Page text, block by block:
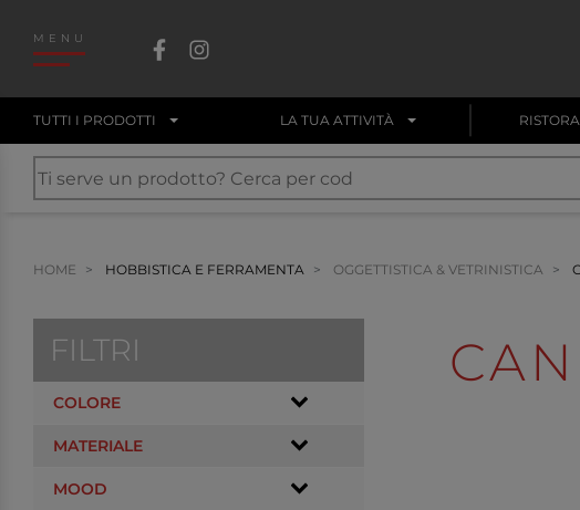
MENU
TUTTI I PRODOTTI LA TUA ATTIVITÀ
HOME HOBBISTICA E FERRAMENTA OGGETTISTICA & VETRINISTICA
FILTRI
COLORE
MATERIALE
MOOD